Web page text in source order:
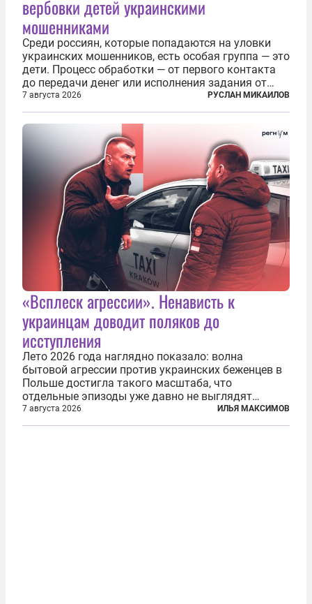
вербовки детей украинскими
мошенниками
Среди россиян, которые попадаются на уловки
украинских мошенников, есть особая группа — это
дети. Процесс обработки — от первого контакта
до передачи денег или исполнения задания от
кураторов может занять от двух часов до
нескольких месяцев. Детей превращают в
послушных исполнителей, которые...
7 августа 2026 РУСЛАН МИКАИЛОВ
«Всплеск агрессии». Ненависть к
украинцам доводит поляков до
исступления
Лето 2026 года наглядно показало: волна
бытовой агрессии против украинских беженцев в
Польше достигла такого масштаба, что
отдельные эпизоды уже давно не выглядят
случайными. Поляки, судя по происходящему,
буквально теряют рассудок от ненависти к
7 августа 2026 ИЛЬЯ МАКСИМОВ